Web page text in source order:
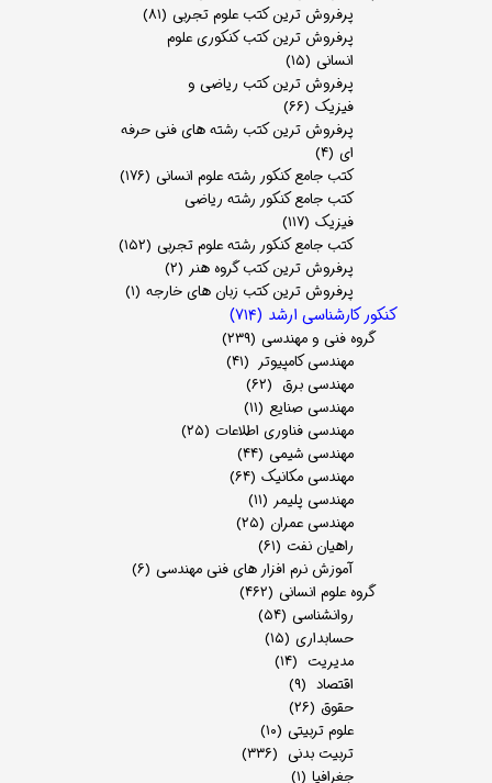
پرفروش ترین کتب علوم تجربی (۸۱)
پرفروش ترین کتب کنکوری علوم
انسانی (۱۵)
پرفروش ترین کتب ریاضی و
فیزیک (۶۶)
پرفروش ترین کتب رشته های فنی حرفه
ای (۴)
کتب جامع کنکور رشته علوم انسانی (۱۷۶)
کتب جامع کنکور رشته ریاضی
فیزیک (۱۱۷)
کتب جامع کنکور رشته علوم تجربی (۱۵۲)
پرفروش ترین کتب گروه هنر (۲)
پرفروش ترین کتب زبان های خارجه (۱)
کنکور کارشناسی ارشد (۷۱۴)
گروه فنی و مهندسی (۲۳۹)
مهندسی کامپیوتر (۴۱)
مهندسی برق (۶۲)
مهندسی صنایع (۱۱)
مهندسی فناوری اطلاعات (۲۵)
مهندسی شیمی (۴۴)
مهندسی مکانیک (۶۴)
مهندسی پلیمر (۱۱)
مهندسی عمران (۲۵)
راهیان نفت (۶۱)
آموزش نرم افزار های فنی مهندسی (۶)
گروه علوم انسانی (۴۶۲)
روانشناسی (۵۴)
حسابداری (۱۵)
مدیریت (۱۴)
اقتصاد (۹)
حقوق (۲۶)
علوم تربیتی (۱۰)
تربیت بدنی (۳۳۶)
جغرافیا (۱)